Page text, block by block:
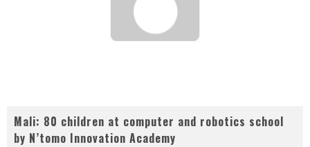
Mali: 80 children at computer and robotics school
by N’tomo Innovation Academy